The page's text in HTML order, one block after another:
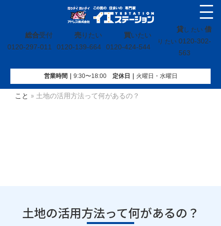
総合受付
0120-297-011
売りたい
0120-139-664
買いたい
0120-424-544
貸し たい 借
り たい 0120-302-
563
営業時間｜ 9:30〜18:00定休⽇｜ 火曜⽇・水曜⽇
イエステーション»不動産売却コラム»【売】土地や建物の
こと » 土地の活用方法って何があるの？
土地の活用方法って何があるの？